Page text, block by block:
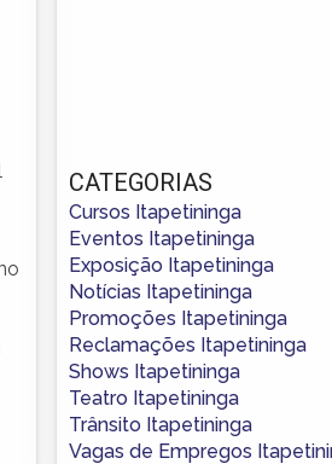
CATEGORIAS
Cursos Itapetininga
Eventos Itapetininga
Exposição Itapetininga
Notícias Itapetininga
Promoções Itapetininga
Reclamações Itapetininga
Shows Itapetininga
Teatro Itapetininga
Trânsito Itapetininga
Vagas de Empregos